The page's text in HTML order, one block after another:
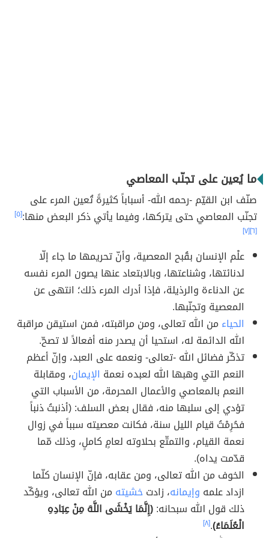
ما يُعين على تجنّب المعاصي
صنّف ابن القيّم -رحمه الله- أسباباً كثيرةً تُعين المرء على
تجنّب المعاصي حتى يتركها، وفيما يأتي ذكر البعض منها:[٥]
[٦] [٧]
علْم الإنسان بقُبح المعصية، وأنّ تحريمها ما جاء إلّا
لدنائتها، وشناعتها، وبالابتعاد عنها يصون المرء نفسه
عن الدناءة والرذيلة، فإذا أدرك المرء ذلك؛ انتهى عن
المعصية وتجنّبها.
الحياء من الله تعالى، ومن مراقبته، فمن استيقن مراقبة
الله الدائمة له، استحيا أن يصدر منه أفعالاً لا تصحّ.
تذكّر فضائل الله -تعالى- ونعمه على العبد، وإنّ أعظم
النعم التي وهبها الله لعبده نعمة الإيمان، ومقابلة
النعم بالمعاصي والأعمال المحرمة، من الأسباب التي
تؤدي إلى سلبها منه، فقال بعض السلف: (أذنبتُ ذنباً
فحُرِمْتُ قيام الليل سنة، فكانت معصيته سبباً في زوال
نعمة القيام، والتمتّع بحلاوته لعامٍ كاملٍ، وذلك مّما
قدّمت يداه).
الخوف من الله تعالى، ومن عقابه، فإنّ الإنسان كلّما
ازداد علمه وإيمانه، زادتخشيته من الله تعالى، ويؤكّد
ذلك قول الله سبحانه:(إِنَّمَا يَخْشَى اللَّهَ مِنْ عِبَادِهِ
الْعُلَمَاءُ).[٨]